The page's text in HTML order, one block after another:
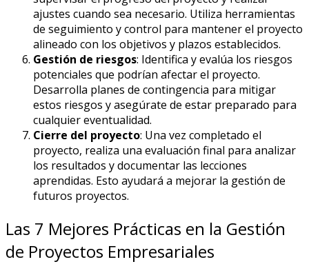
ajustes cuando sea necesario. Utiliza herramientas
de seguimiento y control para mantener el proyecto
alineado con los objetivos y plazos establecidos.
Gestión de riesgos: Identifica y evalúa los riesgos
potenciales que podrían afectar el proyecto.
Desarrolla planes de contingencia para mitigar
estos riesgos y asegúrate de estar preparado para
cualquier eventualidad.
Cierre del proyecto: Una vez completado el
proyecto, realiza una evaluación final para analizar
los resultados y documentar las lecciones
aprendidas. Esto ayudará a mejorar la gestión de
futuros proyectos.
Las 7 Mejores Prácticas en la Gestión
de Proyectos Empresariales